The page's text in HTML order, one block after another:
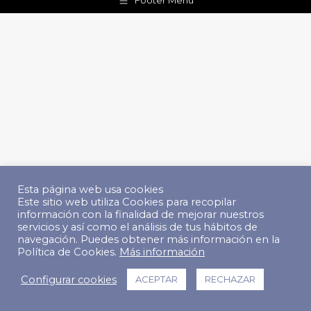
Esta página web usa cookies
Este sitio web utiliza Cookies para recopilar
información con la finalidad de mejorar nuestros
servicios y así como el análisis de tus hábitos de
navegación. Puedes obtener más información en la
Política de Cookies. Más información
Configurar cookies ACEPTAR RECHAZAR